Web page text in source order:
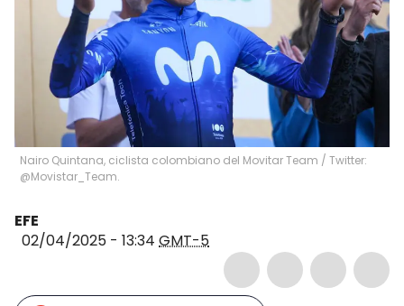
Nairo Quintana, ciclista colombiano del Movitar Team / Twitter:
@Movistar_Team.
EFE
02/04/2025 - 13:34 GMT-5